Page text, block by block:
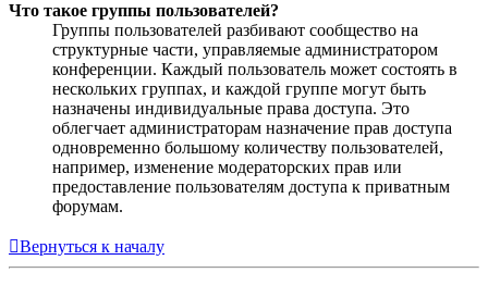
Что такое группы пользователей?
Группы пользователей разбивают сообщество на
структурные части, управляемые администратором
конференции. Каждый пользователь может состоять в
нескольких группах, и каждой группе могут быть
назначены индивидуальные права доступа. Это
облегчает администраторам назначение прав доступа
одновременно большому количеству пользователей,
например, изменение модераторских прав или
предоставление пользователям доступа к приватным
форумам.
Вернуться к началу